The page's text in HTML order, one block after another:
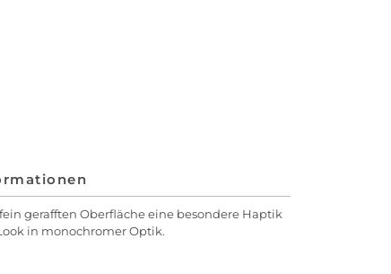
gerafften Oberfläche eine besondere Haptik
in monochromer Optik.